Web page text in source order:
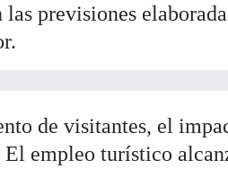
las previsiones
de visitantes, el
empleo turístico